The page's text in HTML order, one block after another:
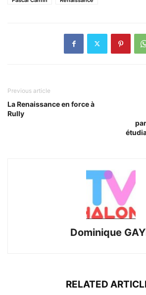
Previous article
La Renaissance en force à
Rully
Dominique
RELATED